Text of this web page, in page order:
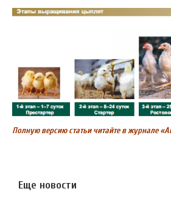
Полную версию статьи читайте в журнале
Еще новости